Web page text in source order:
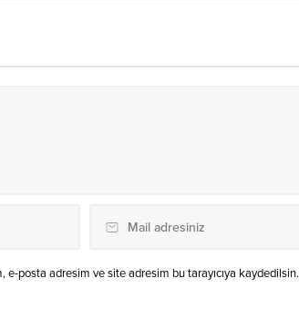
e-posta adresim ve site adresim bu tarayıcıya kaydedilsin.